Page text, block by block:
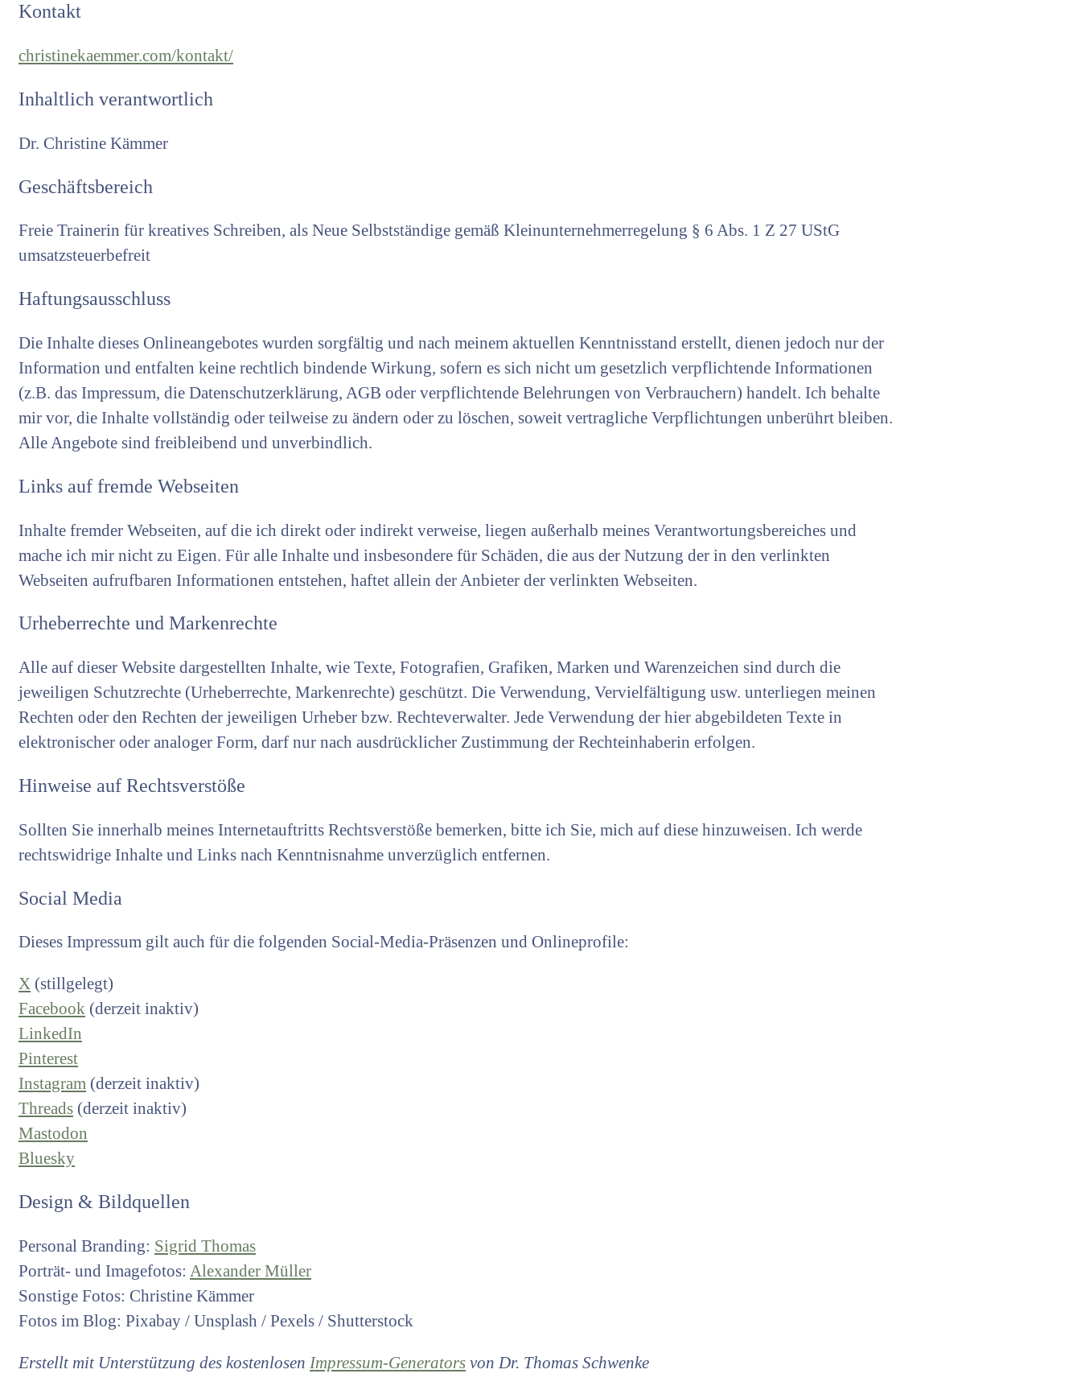
Kontakt
christinekaemmer.com/kontakt/
Inhaltlich verantwortlich
Dr. Christine Kämmer
Geschäftsbereich
Freie Trainerin für kreatives Schreiben, als Neue Selbstständige gemäß Kleinunternehmerregelung § 6 Abs. 1 Z 27 UStG
umsatzsteuerbefreit
Haftungsausschluss
Die Inhalte dieses Onlineangebotes wurden sorgfältig und nach meinem aktuellen Kenntnisstand erstellt, dienen jedoch nur der
Information und entfalten keine rechtlich bindende Wirkung, sofern es sich nicht um gesetzlich verpflichtende Informationen
(z.B. das Impressum, die Datenschutzerklärung, AGB oder verpflichtende Belehrungen von Verbrauchern) handelt. Ich behalte
mir vor, die Inhalte vollständig oder teilweise zu ändern oder zu löschen, soweit vertragliche Verpflichtungen unberührt bleiben.
Alle Angebote sind freibleibend und unverbindlich.
Links auf fremde Webseiten
Inhalte fremder Webseiten, auf die ich direkt oder indirekt verweise, liegen außerhalb meines Verantwortungsbereiches und
mache ich mir nicht zu Eigen. Für alle Inhalte und insbesondere für Schäden, die aus der Nutzung der in den verlinkten
Webseiten aufrufbaren Informationen entstehen, haftet allein der Anbieter der verlinkten Webseiten.
Urheberrechte und Markenrechte
Alle auf dieser Website dargestellten Inhalte, wie Texte, Fotografien, Grafiken, Marken und Warenzeichen sind durch die
jeweiligen Schutzrechte (Urheberrechte, Markenrechte) geschützt. Die Verwendung, Vervielfältigung usw. unterliegen meinen
Rechten oder den Rechten der jeweiligen Urheber bzw. Rechteverwalter. Jede Verwendung der hier abgebildeten Texte in
elektronischer oder analoger Form, darf nur nach ausdrücklicher Zustimmung der Rechteinhaberin erfolgen.
Hinweise auf Rechtsverstöße
Sollten Sie innerhalb meines Internetauftritts Rechtsverstöße bemerken, bitte ich Sie, mich auf diese hinzuweisen. Ich werde
rechtswidrige Inhalte und Links nach Kenntnisnahme unverzüglich entfernen.
Social Media
Dieses Impressum gilt auch für die folgenden Social-Media-Präsenzen und Onlineprofile:
X (stillgelegt)
Facebook (derzeit inaktiv)
LinkedIn
Pinterest
Instagram (derzeit inaktiv)
Threads (derzeit inaktiv)
Mastodon
Bluesky
Design & Bildquellen
Personal Branding: Sigrid Thomas
Porträt- und Imagefotos: Alexander Müller
Sonstige Fotos: Christine Kämmer
Fotos im Blog: Pixabay / Unsplash / Pexels / Shutterstock
Erstellt mit Unterstützung des kostenlosen Impressum-Generators von Dr. Thomas Schwenke